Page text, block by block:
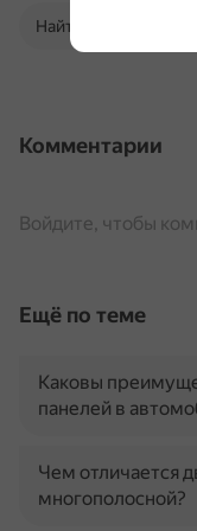
Найти в Поиске
Комментарии
Войдите, чтобы
Ещё по теме
Каковы
панелей в
Чем отличается
многополосной?